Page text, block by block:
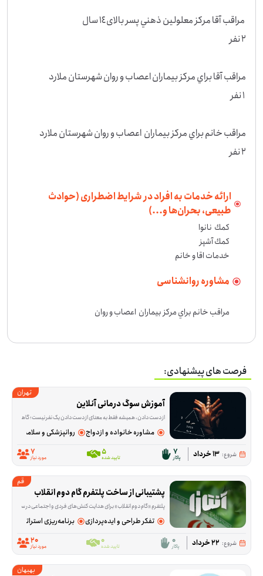
۲ نفر
ارائه خدمات به افراد در شرایط اضطراری (حوادث
طبیعی، بحران‌ها و...)
خدمات اقا و خانم
مشاوره روانشناسی
مراقب خانم براي مركز بیماران  اعصاب و روان
فرصت های پیشنهادی:
تهران
آموزش سوگ درمانی آنلاین
از دست دادن، همیشه فقط به معنای از دست دادن یک نفر نیست؛ گاهی آدم‌ها با فقدان آرامش، امنیت یا بخشی از زندگی روزمره‌شان هم درگیر می‌شوند و حرف زدن
مشاوره خانواده و ازدواج روانپزشکی و سلامت روان
شروع: 13 خرداد 7
پاکار 5
تایید شده 7
مورد نیاز
قم
پشتیبانی از ‌ساخت پلتفرم گام دوم انقلاب
پلتفرم «گام دوم انقلاب» برای هدایت کنش‌های فردی و اجتماعی در سه ساحت خودسازی، جامعه‌پردازی و تمدن‌سازی طراحی شده است. این فرصت داوطلبی برای
تفکر طراحی و ایده‌پردازی برنامه‌ریزی استراتژیک
شروع: 22 خرداد 0
پاکار 0
تایید شده 20
مورد نیاز
بهبهان